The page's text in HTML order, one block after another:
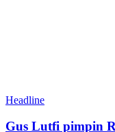
Headline
Gus Lutfi pimpin